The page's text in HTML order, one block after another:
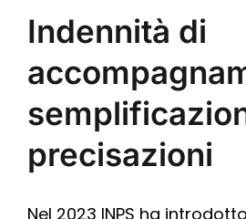
Indennità di
precisazioni
Nel 2023 INPS ha